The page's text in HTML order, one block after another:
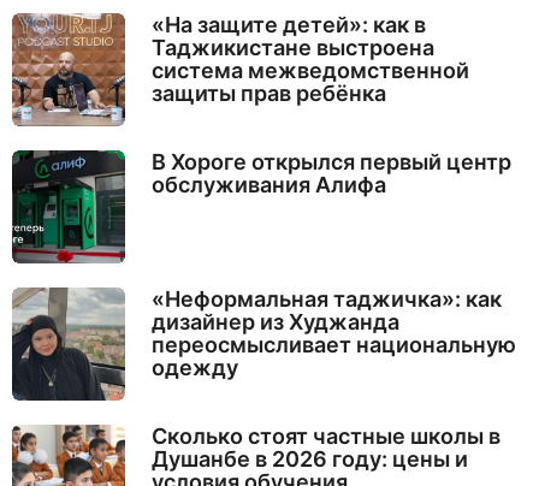
«На защите детей»: как в
Таджикистане выстроена
система межведомственной
защиты прав ребёнка
В Хороге открылся первый центр
обслуживания Алифа
«Неформальная таджичка»: как
дизайнер из Худжанда
переосмысливает национальную
одежду
Сколько стоят частные школы в
Душанбе в 2026 году: цены и